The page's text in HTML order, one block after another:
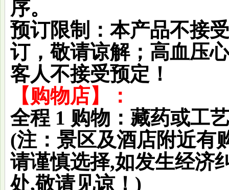
序。
预订限制
：本产品不接
订，敬请谅解；高血压
客人不接受预定！
【购物店】：
全程 1 购物：藏药或工
(注：景区及酒店附近有
请谨慎选择,如发生经济
处,敬请见谅！)